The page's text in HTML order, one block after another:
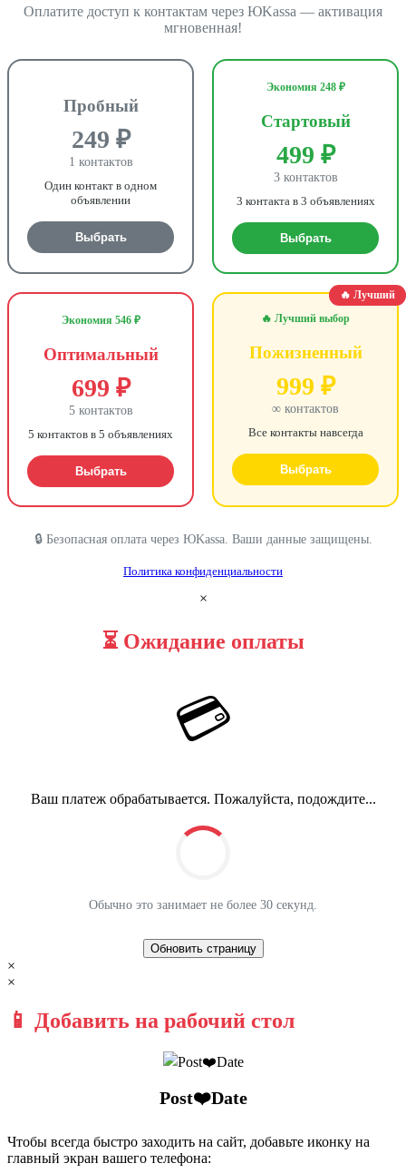
Оплатите доступ к контактам через ЮKassa — активация
мгновенная!
Пробный
249 ₽
1 контактов
Один контакт в одном
объявлении
Выбрать
Экономия 248 ₽
Стартовый
499 ₽
3 контактов
3 контакта в 3 объявлениях
Выбрать
Экономия 546 ₽
Оптимальный
699 ₽
5 контактов
5 контактов в 5 объявлениях
Выбрать
🔥 Лучший
🔥 Лучший выбор
Пожизненный
999 ₽
∞ контактов
Все контакты навсегда
Выбрать
🔒 Безопасная оплата через ЮKassa. Ваши данные защищены.
Политика конфиденциальности
×
⏳ Ожидание оплаты
💳
Ваш платеж обрабатывается. Пожалуйста, подождите...
Обычно это занимает не более 30 секунд.
Обновить страницу
×
×
📱 Добавить на рабочий стол
Post❤️Date
Чтобы всегда быстро заходить на сайт, добавьте иконку на
главный экран вашего телефона: